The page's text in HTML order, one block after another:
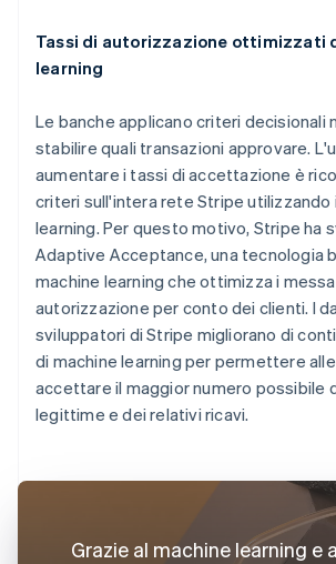
Tassi di autorizzazione ottimizzati
learning
Le banche applicano criteri decisionali
stabilire quali transazioni approvare.
aumentare i tassi di accettazione è
criteri sull'intera rete Stripe utilizzando
learning. Per questo motivo, Stripe ha
Adaptive Acceptance, una tecnologia
machine learning che ottimizza i
autorizzazione per conto dei clienti. I
sviluppatori di Stripe migliorano di
di machine learning per permettere
accettare il maggior numero possibile
legittime e dei relativi ricavi.
Grazie al machine learning e